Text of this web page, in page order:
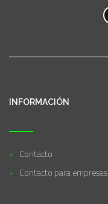
INFORMACIÓN
Contacto
Contacto para empresas